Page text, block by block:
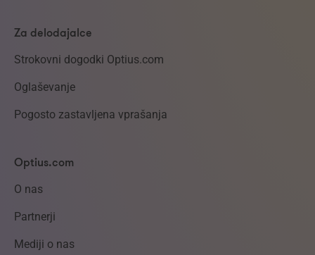
Za delodajalce
Strokovni dogodki Optius.com
Oglaševanje
Pogosto zastavljena vprašanja
Optius.com
O nas
Partnerji
Mediji o nas